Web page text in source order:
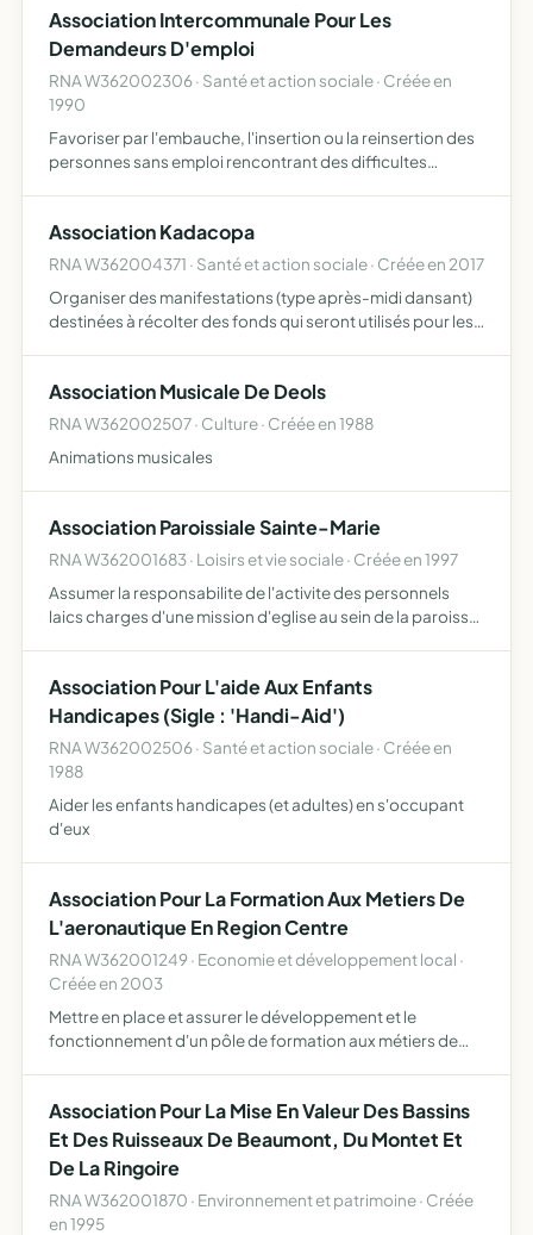
Association Intercommunale Pour Les
Demandeurs D'emploi
RNA W362002306 · Santé et action sociale · Créée en
1990
Favoriser par l'embauche, l'insertion ou la reinsertion des
personnes sans emploi rencontrant des difficultes
Association Kadacopa
RNA W362004371 · Santé et action sociale · Créée en 2017
Organiser des manifestations (type après-midi dansant)
destinées à récolter des fonds qui seront utilisés pour les
Association Musicale De Deols
RNA W362002507 · Culture · Créée en 1988
Animations musicales
Association Paroissiale Sainte-Marie
RNA W362001683 · Loisirs et vie sociale · Créée en 1997
Assumer la responsabilite de l'activite des personnels
laics charges d'une mission d'eglise au sein de la paroisse
Association Pour L'aide Aux Enfants
Handicapes (Sigle : 'Handi-Aid')
RNA W362002506 · Santé et action sociale · Créée en
1988
Aider les enfants handicapes (et adultes) en s'occupant
d'eux
Association Pour La Formation Aux Metiers De
L'aeronautique En Region Centre
RNA W362001249 · Economie et développement local ·
Créée en 2003
Mettre en place et assurer le développement et le
fonctionnement d'un pôle de formation aux métiers de
public …
Association Pour La Mise En Valeur Des Bassins
Et Des Ruisseaux De Beaumont, Du Montet Et
De La Ringoire
RNA W362001870 · Environnement et patrimoine · Créée
en 1995